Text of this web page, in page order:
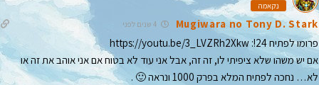
נקאמה
Mugiwara no Tony D. Stark 4 שנים לפני
פרומו לפתיח 24!:
https://youtu.be/3_LVZRh2Xkw
אם יש משהו שלא ציפיתי לו, זה זה, אבל אני עוד לא בטוח אם אני אוהב את זה או
לא… נחכה לפתיח המלא בפרק 1000 ונראה 🙂 .